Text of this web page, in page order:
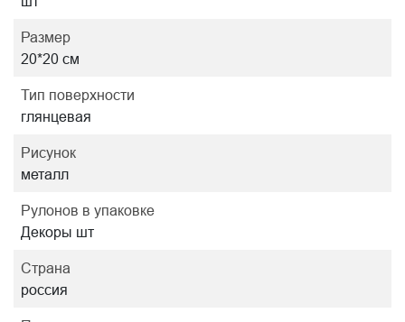
Размер
20*20 см
Тип поверхности
глянцевая
Рисунок
металл
Рулонов в упаковке
Декоры шт
Страна
россия